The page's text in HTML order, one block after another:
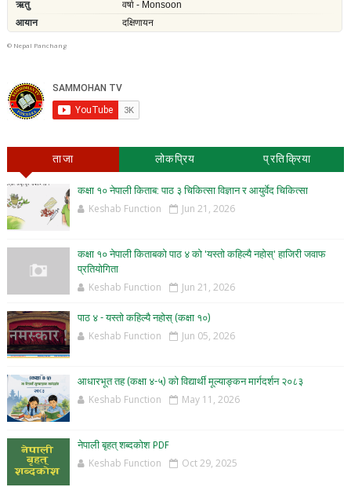
© Nepal Panchang
ताजा लोकप्रिय प्रतिक्रिया
कक्षा १० नेपाली किताब: पाठ ३ चिकित्सा विज्ञान र आयुर्वेद चिकित्सा
Keshab Function Jun 21, 2026
कक्षा १० नेपाली किताबको पाठ ४ को 'यस्तो कहिल्यै नहोस्' हाजिरी जवाफ
प्रतियोगिता
Keshab Function Jun 21, 2026
पाठ ४ - यस्तो कहिल्यै नहोस् (कक्षा १०)
Keshab Function Jun 05, 2026
आधारभूत तह (कक्षा ४-५) को विद्यार्थी मूल्याङ्कन मार्गदर्शन २०८३
Keshab Function May 11, 2026
नेपाली बृहत् शब्दकोश PDF
Keshab Function Oct 29, 2025